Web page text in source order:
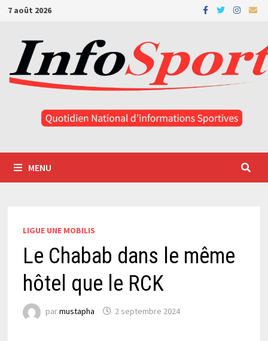
Passer
contenu
7 août 2026
MENU
LIGUE UNE MOBILIS
Le Chabab dans le même
hôtel que le RCK
parmustapha 2 septembre 2024